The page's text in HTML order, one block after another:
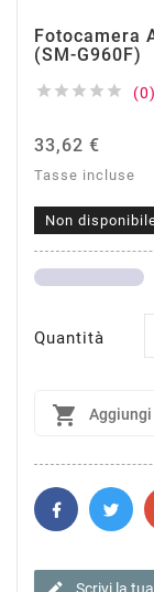
Fotocamera
(SM-G960F)
    
33,62 €
Tasse incluse
Non
Quantità

Scrivi la